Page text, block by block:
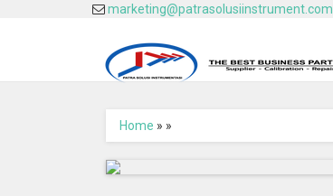
marketing@patrasolusiinstrument.com
Home » »